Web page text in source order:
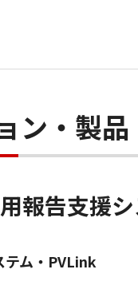
ン・製
報告支援
テム・PVLink